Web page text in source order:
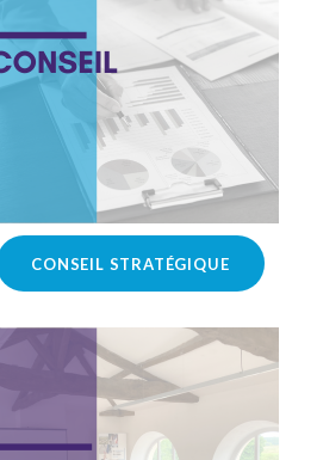
CONSEIL STRATÉGIQUE